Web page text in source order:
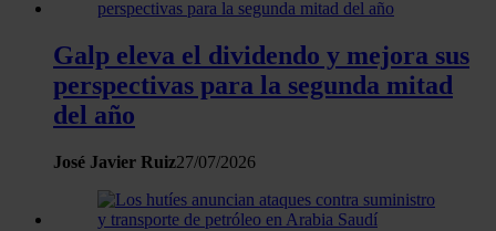
Galp eleva el dividendo y mejora sus
perspectivas para la segunda mitad
del año
José Javier Ruiz27/07/2026